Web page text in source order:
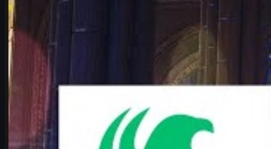
Analyse des Viertelfinals Falcons vs. Vitality beim IEM Cologne
Major 2026, inklusive Storyline, Taktiken, Map-Pool und csgo
skins Tipps.
Juni 17, 2026